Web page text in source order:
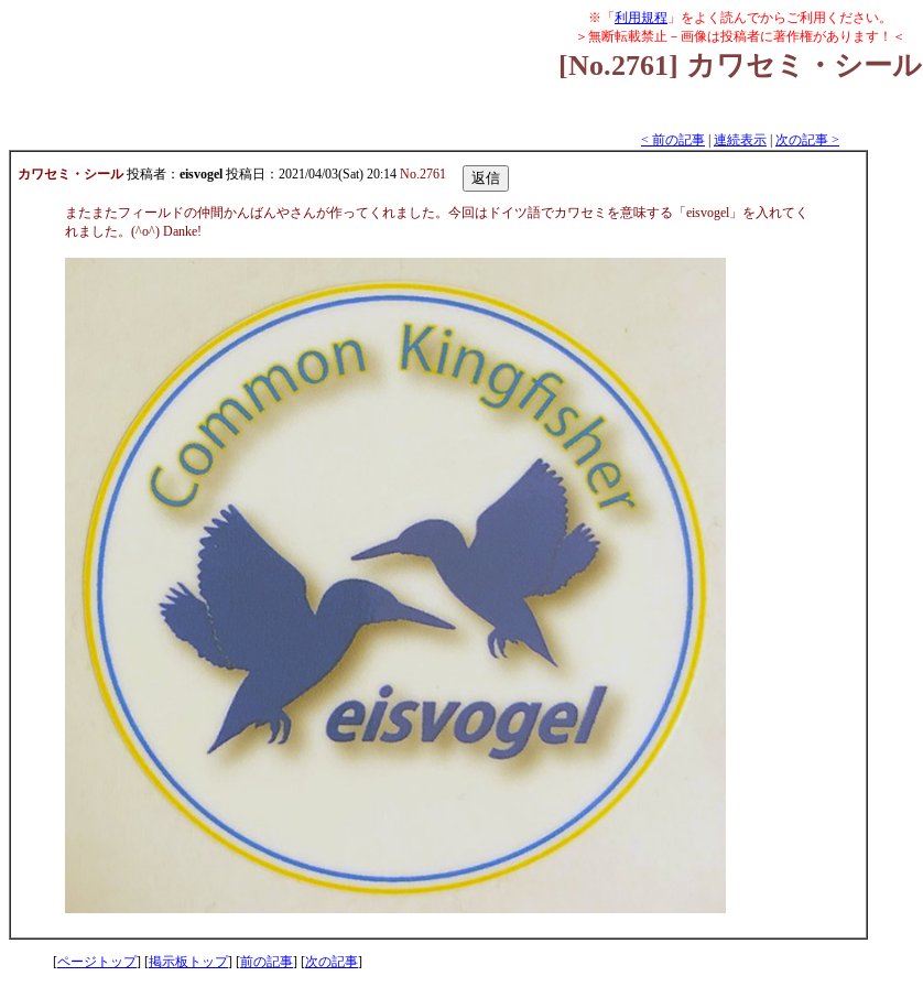
※「 利用規程 」をよく読んでからご利用ください。
＞無断転載禁止－画像は投稿者に著作権があります！＜
[No.2761] カワセミ・シール
< 前の記事 連続表示 次の記事 >
カワセミ・シール投稿者： eisvogel 投稿日：2021/04/03(Sat) 20:14 No.2761
またまたフィールドの仲間かんばんやさんが作ってくれました。今回はドイツ語でカワセミを意味する「eisvogel」を入れてく
れました。(^o^) Danke!
[ページトップ] [掲示板トップ] [前の記事] [次の記事]